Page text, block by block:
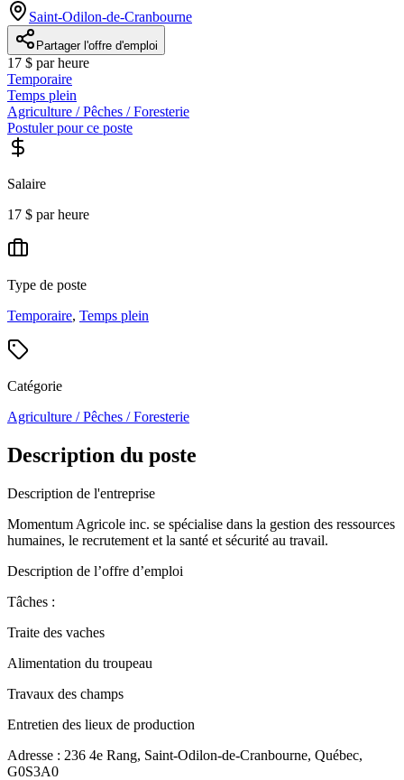
Saint-Odilon-de-Cranbourne
Partager l'offre d'emploi
17 $ par heure
Temporaire
Temps plein
Agriculture / Pêches / Foresterie
Postuler pour ce poste
Salaire
17 $ par heure
Type de poste
Temporaire, Temps plein
Catégorie
Agriculture / Pêches / Foresterie
Description du poste
Description de l'entreprise
Momentum Agricole inc. se spécialise dans la gestion des ressources
humaines, le recrutement et la santé et sécurité au travail.
Description de l’offre d’emploi
Tâches :
Traite des vaches
Alimentation du troupeau
Travaux des champs
Entretien des lieux de production
Adresse : 236 4e Rang, Saint-Odilon-de-Cranbourne, Québec,
G0S3A0